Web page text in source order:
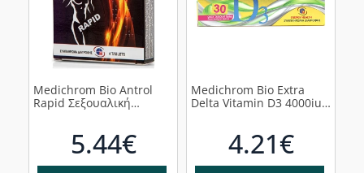
Medichrom Bio Antrol
Rapid Σεξουαλική
5.44€
Medichrom Bio Extra
Delta Vitamin D3 4000iu
4.21€